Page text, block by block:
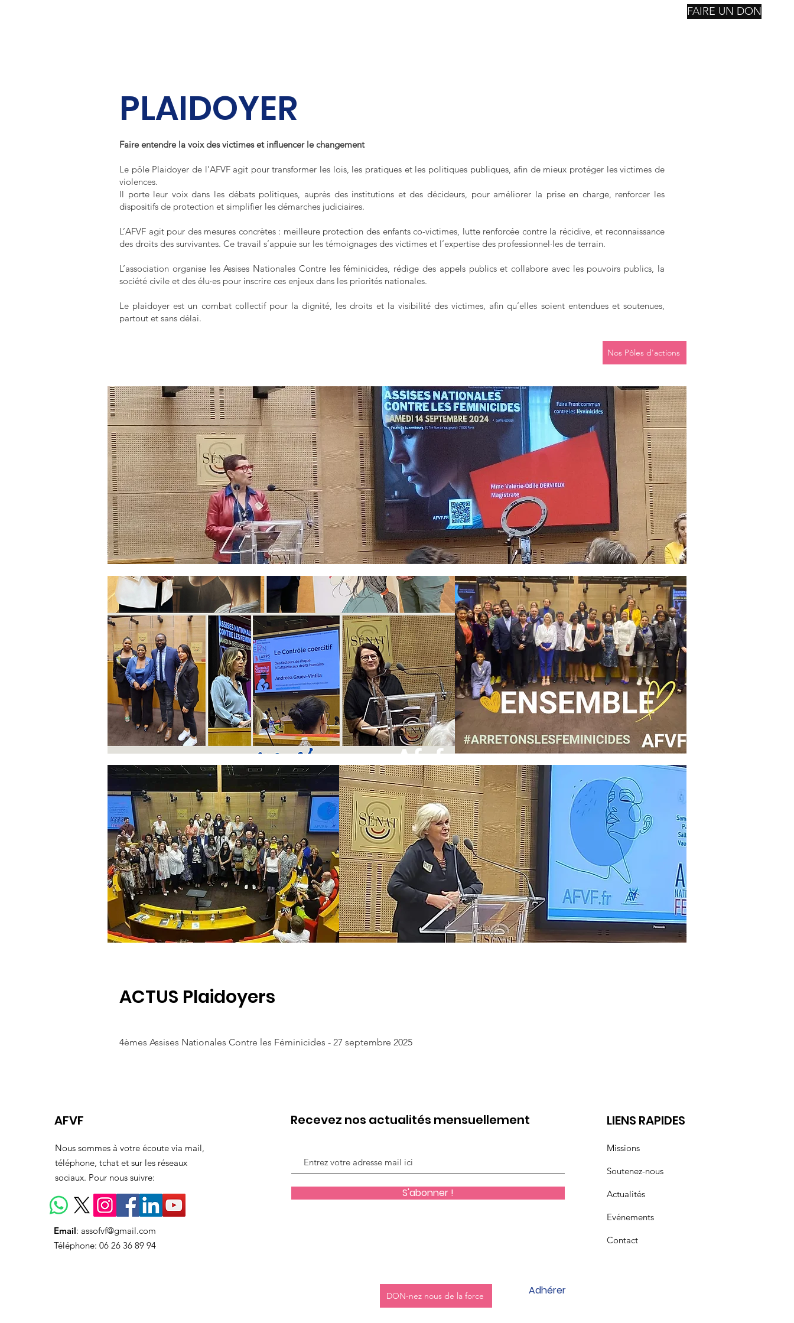
Notre Fondation
FAIRE UN DON
PLAIDOYER
Faire entendre la voix des victimes et influencer le changement
Le pôle Plaidoyer de l’AFVF agit pour transformer les lois, les pratiques et les politiques publiques, afin de mieux protéger les victimes de
violences.
Il porte leur voix dans les débats politiques, auprès des institutions et des décideurs, pour améliorer la prise en charge, renforcer les
dispositifs de protection et simplifier les démarches judiciaires.
L’AFVF agit pour des mesures concrètes : meilleure protection des enfants co-victimes, lutte renforcée contre la récidive, et reconnaissance
des droits des survivantes. Ce travail s’appuie sur les témoignages des victimes et l’expertise des professionnel·les de terrain.
L’association organise les Assises Nationales Contre les féminicides, rédige des appels publics et collabore avec les pouvoirs publics, la
société civile et des élu·es pour inscrire ces enjeux dans les priorités nationales.
Le plaidoyer est un combat collectif pour la dignité, les droits et la visibilité des victimes, afin qu’elles soient entendues et soutenues,
partout et sans délai.
Nos Pôles d'actions
ACTUS Plaidoyers
4èmes Assises Nationales Contre les Féminicides - 27 septembre 2025
AFVF
Nous sommes à votre écoute via mail,
téléphone, tchat et sur les réseaux
sociaux. Pour nous suivre:
Email: assofvf@gmail.com
Téléphone: 06 26 36 89 94
Recevez nos actualités mensuellement
S'abonner !
LIENS RAPIDES
Missions
Soutenez-nous
Actualités
Evénements
Contact
DON-nez nous de la force Adhérer